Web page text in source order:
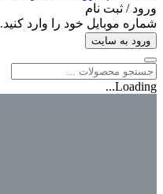
ورود / ثبت ‌نام
شماره موبایل خود را وارد کنید.
ورود به سایت
Loading...